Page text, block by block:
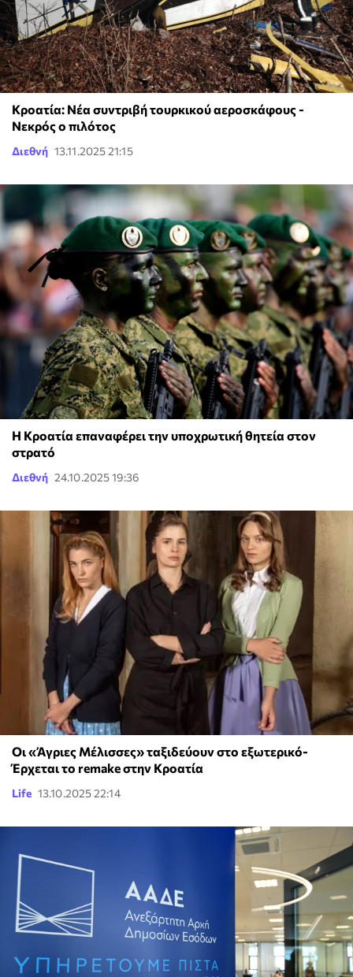
Κροατία: Νέα συντριβή τουρκικού αεροσκάφους -
Νεκρός ο πιλότος
Διεθνή 13.11.2025 21:15
Η Κροατία επαναφέρει την υποχρωτική θητεία στον
στρατό
Διεθνή 24.10.2025 19:36
Οι «Άγριες Μέλισσες» ταξιδεύουν στο εξωτερικό-
Έρχεται το remake στην Κροατία
Life 13.10.2025 22:14